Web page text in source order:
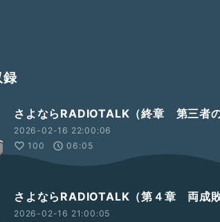
録
さよならRADIOTALK（終章 第三者の
2026-02-16 22:00:06
100
06:05
さよならRADIOTALK（第４章 両成敗
2026-02-16 21:00:05